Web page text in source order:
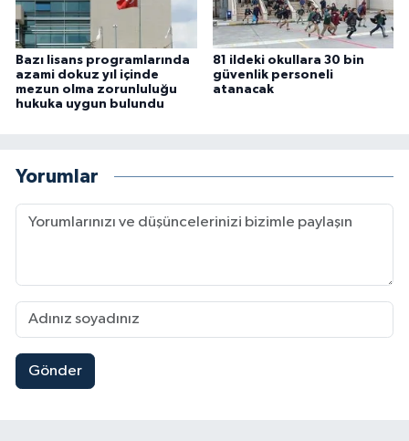
Bazı lisans programlarında
azami dokuz yıl içinde
mezun olma zorunluluğu
hukuka uygun bulundu
81 ildeki okullara 30 bin
güvenlik personeli
atanacak
Yorumlar
Gönder